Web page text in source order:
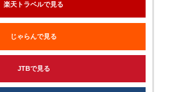
楽天トラベルで見る
じゃらんで見る
JTBで見る